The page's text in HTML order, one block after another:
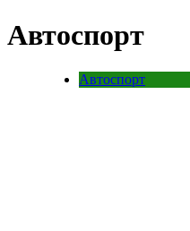
Автоспорт
Автоспорт